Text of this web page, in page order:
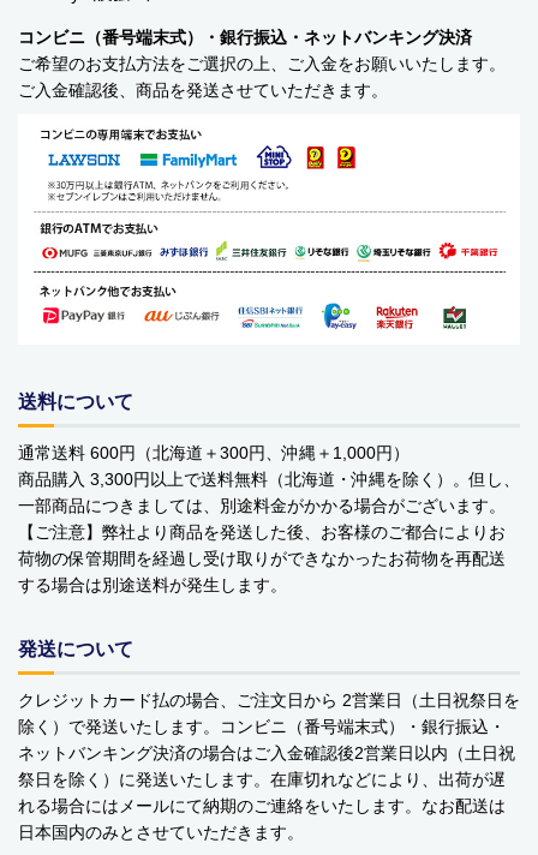
動物モチーフグッズ
コンテナキャリー
バッグ・カート
美容
アパレル
健康・フィットネス
防災用品・保存食品
家電
ガーデニング
おもちゃ・ホビー
ベビーおもちゃ・子供用品
賞味期限間近・訳あり大特価
コンビニ（番号端末式）・銀行振込・ネットバンキング決済
ご希望のお支払方法をご選択の上、ご入金をお願いいたします。
ご入金確認後、商品を発送させていただきます。
送料について
通常送料 600円（北海道＋300円、沖縄＋1,000円）
商品購入 3,300円以上で送料無料（北海道・沖縄を除く）。但し、
一部商品につきましては、別途料金がかかる場合がございます。
【ご注意】弊社より商品を発送した後、お客様のご都合によりお
荷物の保管期間を経過し受け取りができなかったお荷物を再配送
する場合は別途送料が発生します。
発送について
クレジットカード払の場合、ご注文日から 2営業日（土日祝祭日を
除く）で発送いたします。コンビニ（番号端末式）・銀行振込・
ネットバンキング決済の場合はご入金確認後2営業日以内（土日祝
祭日を除く）に発送いたします。在庫切れなどにより、出荷が遅
れる場合にはメールにて納期のご連絡をいたします。なお配送は
日本国内のみとさせていただきます。